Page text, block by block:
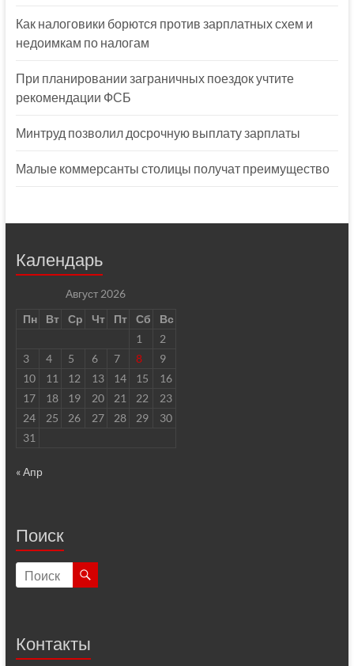
Как налоговики борются против зарплатных схем и
недоимкам по налогам
При планировании заграничных поездок учтите
рекомендации ФСБ
Минтруд позволил досрочную выплату зарплаты
Малые коммерсанты столицы получат преимущество
Календарь
Август 2026
Пн
Вт Ср Чт Пт Сб
Вс
1
2
3
4 5 6 7 8
9
10
11 12 13 14 15
16
17
18 19 20 21 22
23
24
25 26 27 28 29
30
31
« Апр
Поиск
Контакты